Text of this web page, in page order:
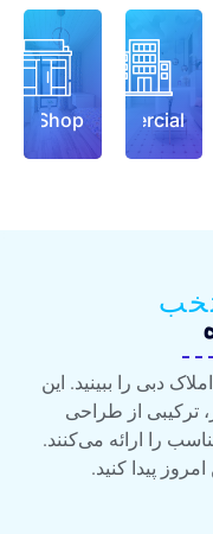
Commercial
Shop
دبی را ببینید. این
ترکیبی از طراحی
را ارائه می‌کنند.
پیدا کنید.